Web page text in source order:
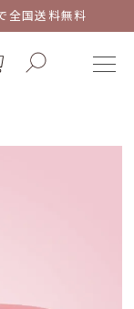
全国送料無料